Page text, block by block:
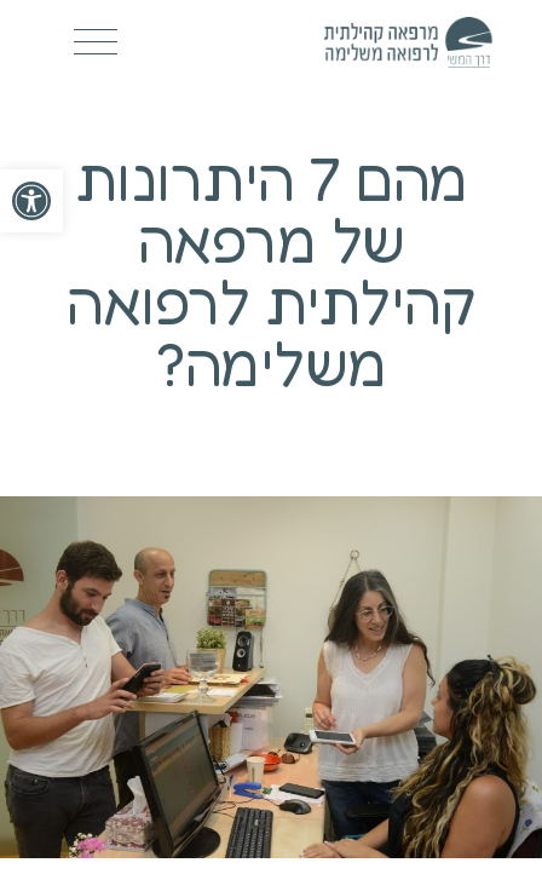
פתח מהם 7 היתרונות
של מרפאה
קהילתית לרפואה
משלימה?